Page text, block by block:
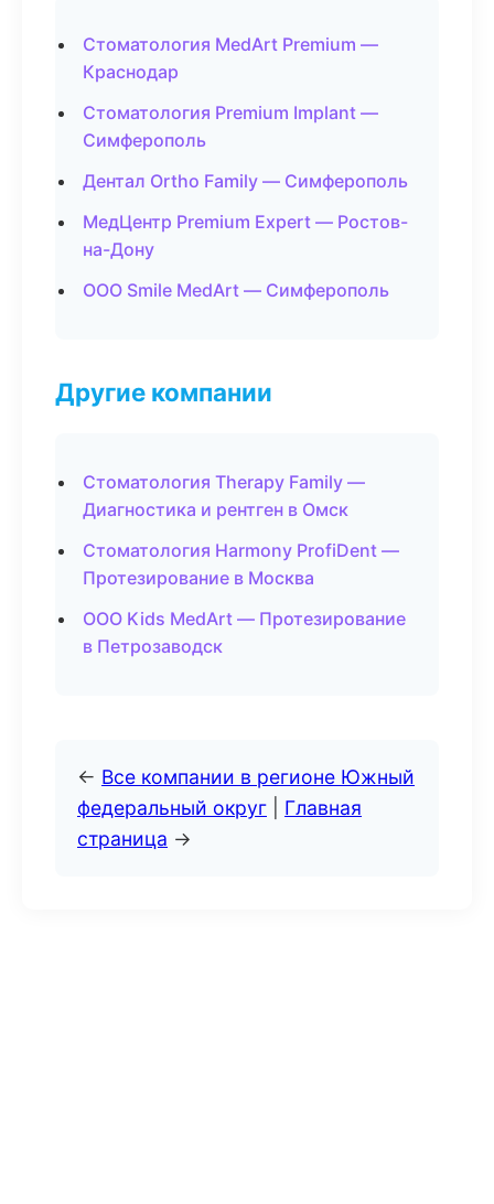
Стоматология MedArt Premium —
Краснодар
Стоматология Premium Implant —
Симферополь
Дентал Ortho Family — Симферополь
МедЦентр Premium Expert — Ростов-
на-Дону
ООО Smile MedArt — Симферополь
Другие компании
Стоматология Therapy Family —
Диагностика и рентген в Омск
Стоматология Harmony ProfiDent —
Протезирование в Москва
ООО Kids MedArt — Протезирование
в Петрозаводск
← Все компании в регионе Южный
федеральный округ
Главная
страница →